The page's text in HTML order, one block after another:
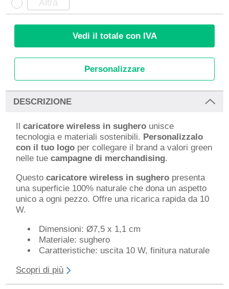
Vedi il totale con IVA
Personalizzare
DESCRIZIONE
Ilcaricatore wireless in sughero unisce
tecnologia e materiali sostenibili. Personalizzalo
con il tuo logo per collegare il brand a valori green
nelle tuecampagne di merchandising.
Questocaricatore wireless in sughero presenta
una superficie 100% naturale che dona un aspetto
unico a ogni pezzo. Offre una ricarica rapida da 10
W.
Dimensioni: Ø7,5 x 1,1 cm
Materiale: sughero
Caratteristiche: uscita 10 W, finitura naturale
Scopri di più